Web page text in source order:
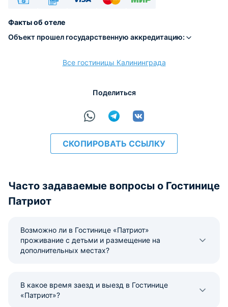
Факты об отеле
Объект прошел государственную аккредитацию:
Все гостиницы Калининграда
Поделиться
СКОПИРОВАТЬ ССЫЛКУ
Часто задаваемые вопросы о Гостинице
Патриот
Возможно ли в Гостинице «Патриот»
проживание с детьми и размещение на
дополнительных местах?
В какое время заезд и выезд в Гостинице
«Патриот»?